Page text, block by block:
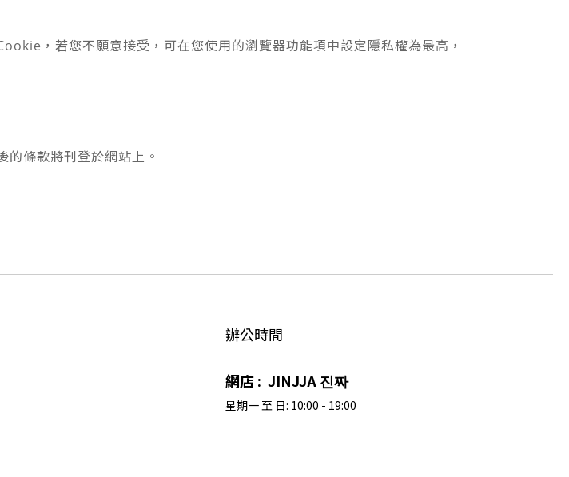
，若您不願意接受，可在您使用的瀏覽器功能項中設定隱私權為最高，
的條款將刊登於網站上。
辦公時間
網店 : JINJJA 진짜
星期一 至 日: 10:00 - 19:00